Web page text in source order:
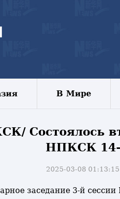
В Мире
Состоялось
НПКСК 14-
2025-03-08 01:13:15
заседание 3-й